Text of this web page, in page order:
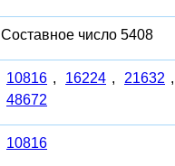
Составное число 5408
10816 , 16224 , 21632 ,
48672
10816